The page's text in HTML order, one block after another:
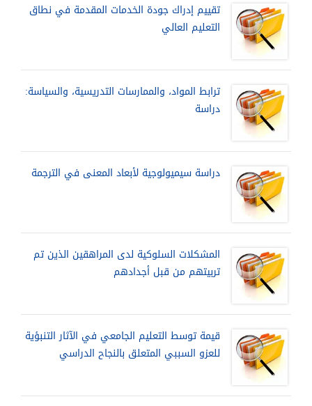
تقييم إدراك جودة الخدمات المقدمة في نطاق
التعليم العالي
ترابط المواد، والممارسات التدريسية، والسياسة:
دراسة
دراسة سيميولوجية لأبعاد المعنى في الترجمة
المشكلات السلوكية لدى المراهقين الذين تم
تربيتهم من قبل أجدادهم
قيمة توسط التعليم الجامعي في الآثار التنبؤية
للعزو السببي المتعلق بالنجاح الدراسي